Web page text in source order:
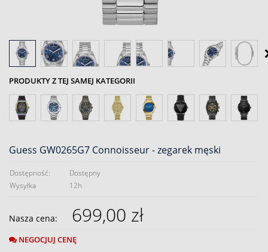
PRODUKTY Z TEJ SAMEJ KATEGORII
Guess GW0265G7 Connoisseur - zegarek męski
Dostępność:
Dostępny
Wysyłka
12h
Nasza cena: 699,00 zł
NEGOCJUJ CENĘ